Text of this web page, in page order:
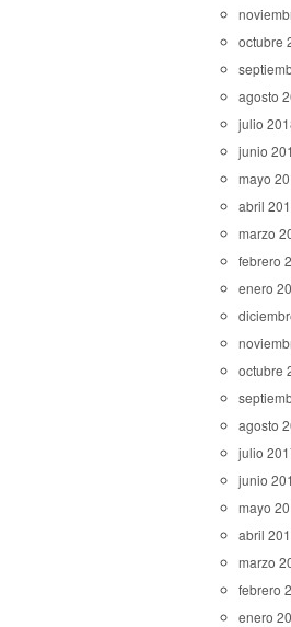
octubre
agosto
julio
junio
mayo
abril
marzo
febrero
enero
octubre
agosto
julio
junio
mayo
abril
marzo
febrero
enero